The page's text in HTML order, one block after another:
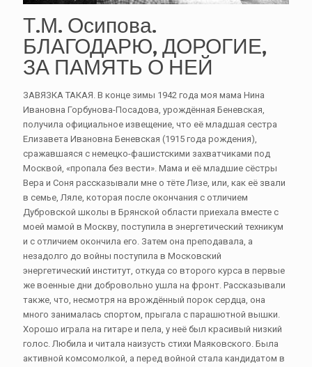
Т.М. Осипова.
БЛАГОДАРЮ, ДОРОГИЕ,
ЗА ПАМЯТЬ О НЕЙ
ЗАВЯЗКА ТАКАЯ. В конце зимы 1942 года моя мама Нина
Ивановна Горбунова-Посадова, урождённая Беневская,
получила официальное извещение, что её младшая сестра
Елизавета Ивановна Беневская (1915 года рождения),
сражавшаяся с немецко-фашистскими захватчиками под
Москвой, «пропала без вести». Мама и её младшие сёстры
Вера и Соня рассказывали мне о тёте Лизе, или, как её звали
в семье, Ляле, которая после окончания с отличием
Дубровской школы в Брянской области приехала вместе с
моей мамой в Москву, поступила в энергетический техникум
и с отличием окончила его. Затем она преподавала, а
незадолго до войны поступила в Московский
энергетический институт, откуда со второго курса в первые
же военные дни добровольно ушла на фронт. Рассказывали
также, что, несмотря на врождённый порок сердца, она
много занималась спортом, прыгала с парашютной вышки.
Хорошо играла на гитаре и пела, у неё был красивый низкий
голос. Любила и читала наизусть стихи Маяковского. Была
активной комсомолкой, а перед войной стала кандидатом в